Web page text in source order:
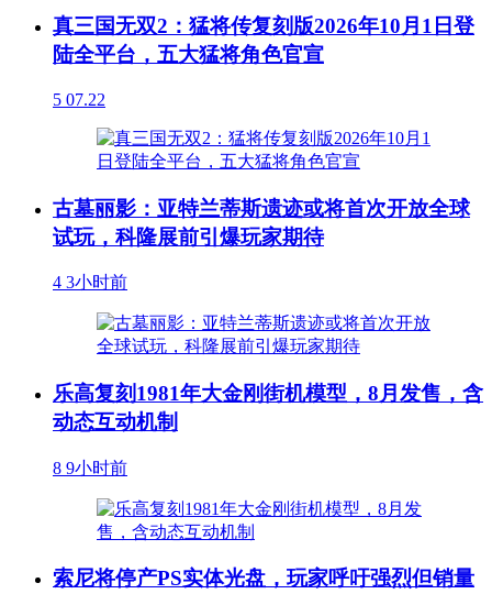
真三国无双2：猛将传复刻版2026年10月1日登
陆全平台，五大猛将角色官宣
5 07.22
古墓丽影：亚特兰蒂斯遗迹或将首次开放全球
试玩，科隆展前引爆玩家期待
4 3小时前
乐高复刻1981年大金刚街机模型，8月发售，含
动态互动机制
8 9小时前
索尼将停产PS实体光盘，玩家呼吁强烈但销量